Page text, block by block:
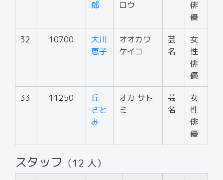
郎
ロウ
俳
優
32 10700
大川
恵子
オオカワ
ケイコ
芸
名
女
性
俳
優
33 11250
丘
さと
み
オカ サト
ミ
芸
名
女
性
俳
優
スタッフ （12 人）